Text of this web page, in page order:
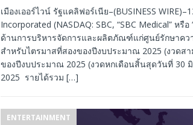
เมืองเออร์ไวน์ รัฐแคลิฟอร์เนีย–(BUSINESS
Incorporated (NASDAQ: SBC, “SBC Medical” ห
ด้านการบริหารจัดการและผลิตภัณฑ์แก่ศูนย์รักษาคว
สำหรับไตรมาสที่สองของปีงบประมาณ 2025 (งวด
ของปีงบประมาณ 2025 (งวดหกเดือนสิ้นสุดวันที่ 30
2025 รายได้รวม […]
ENTERTAINMENT